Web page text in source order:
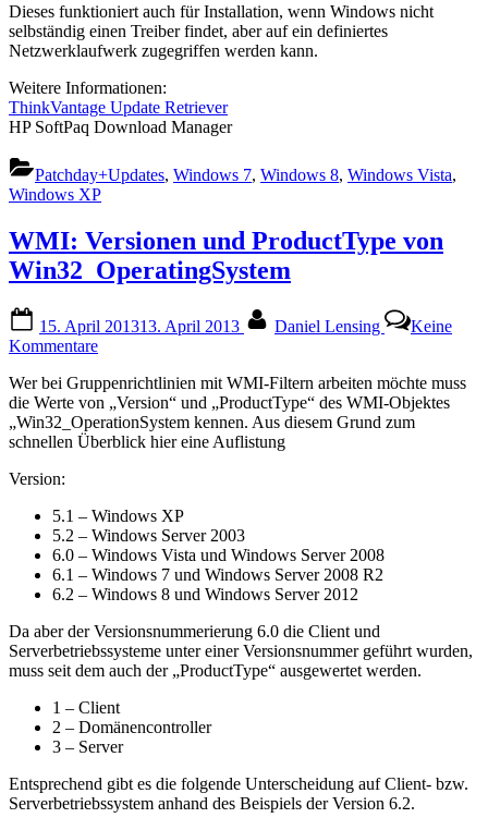
Dieses funktioniert auch für Installation, wenn Windows nicht
selbständig einen Treiber findet, aber auf ein definiertes
Netzwerklaufwerk zugegriffen werden kann.
Weitere Informationen:
ThinkVantage Update Retriever
HP SoftPaq Download Manager
Patchday+Updates, Windows 7, Windows 8, Windows Vista,
Windows XP
WMI: Versionen und ProductType von
Win32_OperatingSystem
on
15. April 201313. April 2013 Daniel Lensing
Keine
Kommentarezu
Versionen
und
ProductType
von
Wer bei Gruppenrichtlinien mit WMI-Filtern arbeiten möchte muss
die Werte von „Version“ und „ProductType“ des WMI-Objektes
„Win32_OperationSystem kennen. Aus diesem Grund zum
schnellen Überblick hier eine Auflistung
Version:
5.1 – Windows XP
5.2 – Windows Server 2003
6.0 – Windows Vista und Windows Server 2008
6.1 – Windows 7 und Windows Server 2008 R2
6.2 – Windows 8 und Windows Server 2012
Da aber der Versionsnummerierung 6.0 die Client und
Serverbetriebssysteme unter einer Versionsnummer geführt wurden,
muss seit dem auch der „ProductType“ ausgewertet werden.
1 – Client
2 – Domänencontroller
3 – Server
Entsprechend gibt es die folgende Unterscheidung auf Client- bzw.
Serverbetriebssystem anhand des Beispiels der Version 6.2.